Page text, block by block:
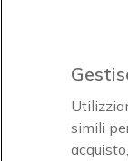
simili